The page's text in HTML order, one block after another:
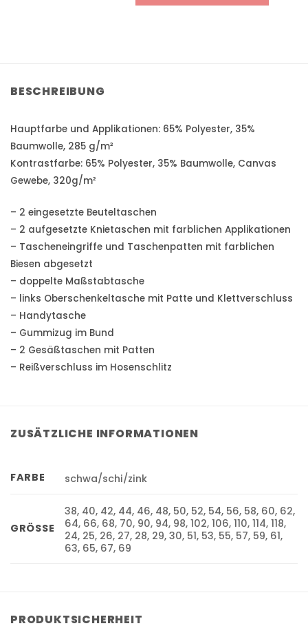
BESCHREIBUNG
Hauptfarbe und Applikationen: 65% Polyester, 35%
Baumwolle, 285 g/m²
Kontrastfarbe: 65% Polyester, 35% Baumwolle, Canvas
Gewebe, 320g/m²
– 2 eingesetzte Beuteltaschen
– 2 aufgesetzte Knietaschen mit farblichen Applikationen
– Tascheneingriffe und Taschenpatten mit farblichen
Biesen abgesetzt
– doppelte Maßstabtasche
– links Oberschenkeltasche mit Patte und Klettverschluss
– Handytasche
– Gummizug im Bund
– 2 Gesäßtaschen mit Patten
– Reißverschluss im Hosenschlitz
ZUSÄTZLICHE INFORMATIONEN
FARBE schwa/schi/zink
GRÖSSE
38, 40, 42, 44, 46, 48, 50, 52, 54, 56, 58, 60, 62,
64, 66, 68, 70, 90, 94, 98, 102, 106, 110, 114, 118,
24, 25, 26, 27, 28, 29, 30, 51, 53, 55, 57, 59, 61,
63, 65, 67, 69
PRODUKTSICHERHEIT